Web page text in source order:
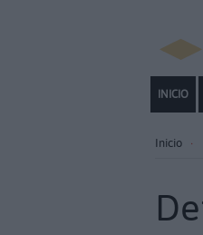
INICIO
Inicio